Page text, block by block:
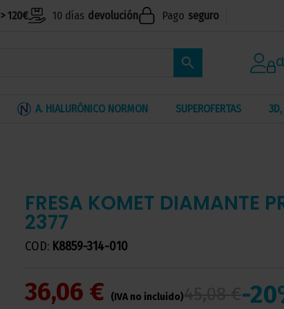
> 120€ 10 días devolución Pago seguro
search
A. HIALURÓNICO NORMON SUPEROFERTAS
FRESA KOMET DIAMANTE
2377
COD: K8859-314-010
36,06 € (IVA no incluido) -